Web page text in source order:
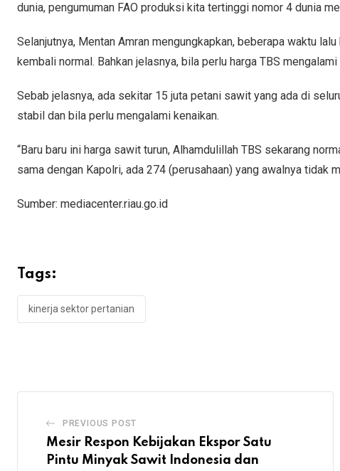
dunia, pengumuman FAO produksi kita tertinggi nomor 4 dunia
Selanjutnya, Mentan Amran mengungkapkan, beberapa waktu
kembali normal. Bahkan jelasnya, bila perlu harga TBS
Sebab jelasnya, ada sekitar 15 juta petani sawit yang ada di
stabil dan bila perlu mengalami kenaikan.
“Baru baru ini harga sawit turun, Alhamdulillah TBS sekarang
sama dengan Kapolri, ada 274 (perusahaan) yang awalnya tidak
Sumber: mediacenter.riau.go.id
Tags:
kinerja sektor pertanian
PREVIOUS POST
Mesir Respon Kebijakan Ekspor Satu
Pintu Minyak Sawit Indonesia dan